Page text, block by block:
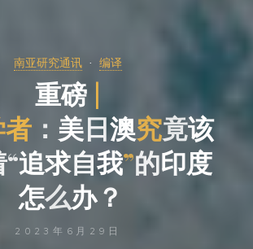
南亚研究通讯 编译
重
重磅 |
者 ： 美日澳究竟该
“追
追求自我
我”的印度
怎么办？
2023年6月29日